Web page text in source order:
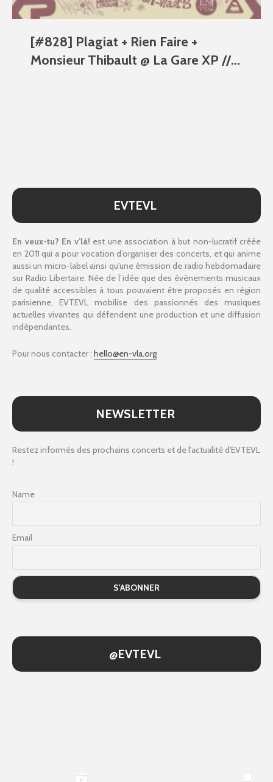
[#828] Plagiat + Rien Faire +
Monsieur Thibault @ La Gare XP //...
EVTEVL
En veux-tu? En v’là! est une association à but non-lucratif créée
en 2011 qui a pour vocation d’organiser des concerts, et qui anime
aussi un micro-label ainsi qu'une émission de radio hebdomadaire
sur Radio Libertaire. Née de l’idée que des évènements musicaux
de qualité accessibles à tous pouvaient être proposés en région
parisienne, EVTEVL mobilise des passionnés des musiques
actuelles vivantes qui défendent une production et une diffusion
indépendantes.
Pour nous contacter : hello@en-vla.org
NEWSLETTER
Restez informés des prochains concerts et de l'actualité d'EVTEVL
!
Name
Email
@EVTEVL